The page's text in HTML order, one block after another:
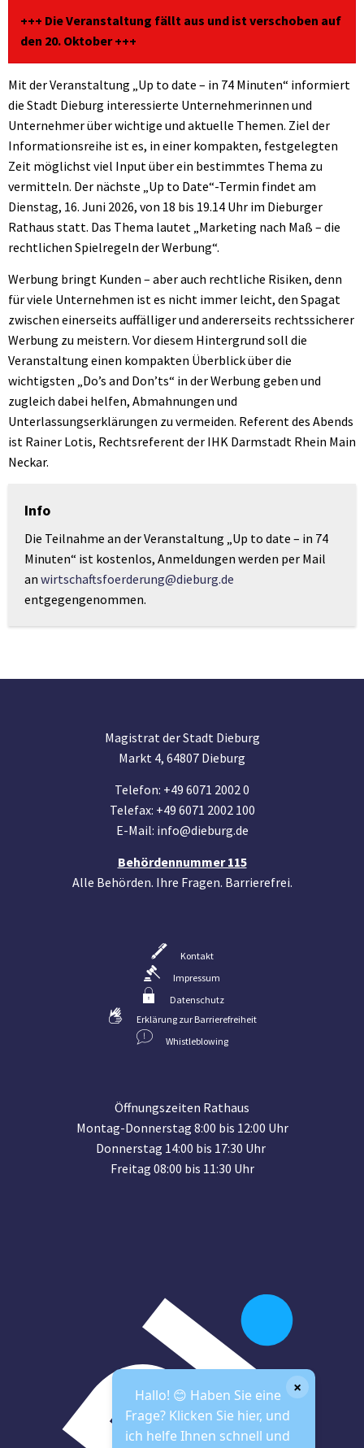
+++ Die Veranstaltung fällt aus und ist verschoben auf
den 20. Oktober +++
Mit der Veranstaltung „Up to date – in 74 Minuten“ informiert
die Stadt Dieburg interessierte Unternehmerinnen und
Unternehmer über wichtige und aktuelle Themen. Ziel der
Informationsreihe ist es, in einer kompakten, festgelegten
Zeit möglichst viel Input über ein bestimmtes Thema zu
vermitteln. Der nächste „Up to Date“-Termin findet am
Dienstag, 16. Juni 2026, von 18 bis 19.14 Uhr im Dieburger
Rathaus statt. Das Thema lautet „Marketing nach Maß – die
rechtlichen Spielregeln der Werbung“.
Werbung bringt Kunden – aber auch rechtliche Risiken, denn
für viele Unternehmen ist es nicht immer leicht, den Spagat
zwischen einerseits auffälliger und andererseits rechtssicherer
Werbung zu meistern. Vor diesem Hintergrund soll die
Veranstaltung einen kompakten Überblick über die
wichtigsten „Do’s and Don’ts“ in der Werbung geben und
zugleich dabei helfen, Abmahnungen und
Unterlassungserklärungen zu vermeiden. Referent des Abends
ist Rainer Lotis, Rechtsreferent der IHK Darmstadt Rhein Main
Neckar.
Info
Die Teilnahme an der Veranstaltung „Up to date – in 74
Minuten“ ist kostenlos, Anmeldungen werden per Mail
an wirtschaftsfoerderung@dieburg.de
entgegengenommen.
Magistrat der Stadt Dieburg
Markt 4, 64807 Dieburg
Telefon: +49 6071 2002 0
Telefax: +49 6071 2002 100
E-Mail: info@dieburg.de
Behördennummer 115
Alle Behörden. Ihre Fragen. Barrierefrei.
Kontakt
Impressum
Datenschutz
Erklärung zur Barrierefreiheit
Whistleblowing
Öffnungszeiten Rathaus
Montag-Donnerstag 8:00 bis 12:00 Uhr
Donnerstag 14:00 bis 17:30 Uhr
Freitag 08:00 bis 11:30 Uhr
Hallo! 😊 Haben Sie eine
Frage? Klicken Sie hier, und
ich helfe Ihnen schnell und
×